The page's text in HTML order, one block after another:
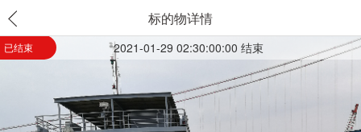
标的物详情
已结束 2021-01-29 02:30:00:00 结束